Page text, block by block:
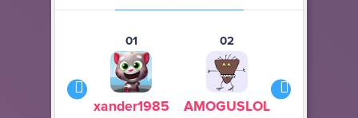
01
xander1985
02
AMOGUSLOL